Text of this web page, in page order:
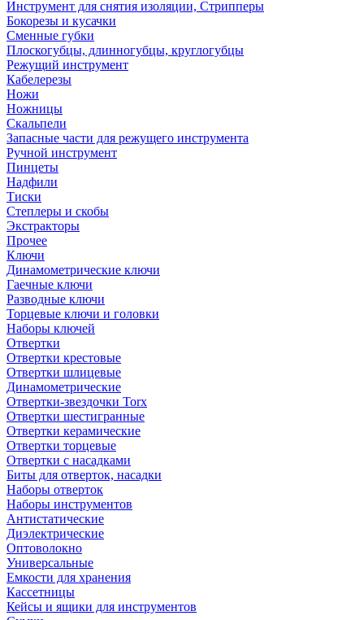
Инструмент для снятия изоляции, Стрипперы
Бокорезы и кусачки
Сменные губки
Плоскогубцы, длинногубцы, круглогубцы
Режущий инструмент
Кабелерезы
Ножи
Ножницы
Скальпели
Запасные части для режущего инструмента
Ручной инструмент
Пинцеты
Надфили
Тиски
Степлеры и скобы
Экстракторы
Прочее
Ключи
Динамометрические ключи
Гаечные ключи
Разводные ключи
Торцевые ключи и головки
Наборы ключей
Отвертки
Отвертки крестовые
Отвертки шлицевые
Динамометрические
Отвертки-звездочки Torx
Отвертки шестигранные
Отвертки керамические
Отвертки торцевые
Отвертки с насадками
Биты для отверток, насадки
Наборы отверток
Наборы инструментов
Антистатические
Диэлектрические
Оптоволокно
Универсальные
Емкости для хранения
Кассетницы
Кейсы и ящики для инструментов